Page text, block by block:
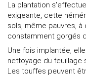
La plantation
exigeante, cette
sols, même pauvres,
constamment gorgés
Une fois implantée,
nettoyage du feuillage
Les touffes peuvent